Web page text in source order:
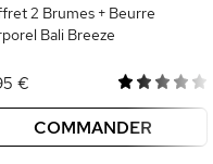
2 Brumes + Beurre
Bali Breeze
€
COMMANDER